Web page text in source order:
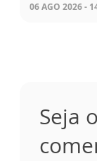
06 AGO 2026 -
Seja